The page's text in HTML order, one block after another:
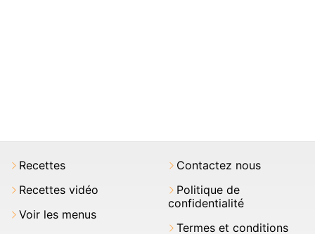
Recettes
Recettes vidéo
Voir les menus
Contactez nous
Politique de
confidentialité
Termes et conditions